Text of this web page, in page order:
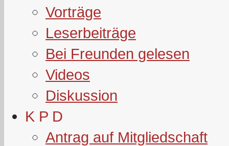
Vorträge
Leserbeiträge
Bei Freunden gelesen
Videos
Diskussion
K P D
Antrag auf Mitgliedschaft